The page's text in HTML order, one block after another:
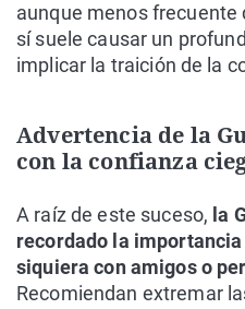
aunque menos frecuente
sí suele causar un
implicar la traición de la
Advertencia de la
con la confianza
A raíz de este suceso, la
recordado la
siquiera con amigos o
Recomiendan extremar